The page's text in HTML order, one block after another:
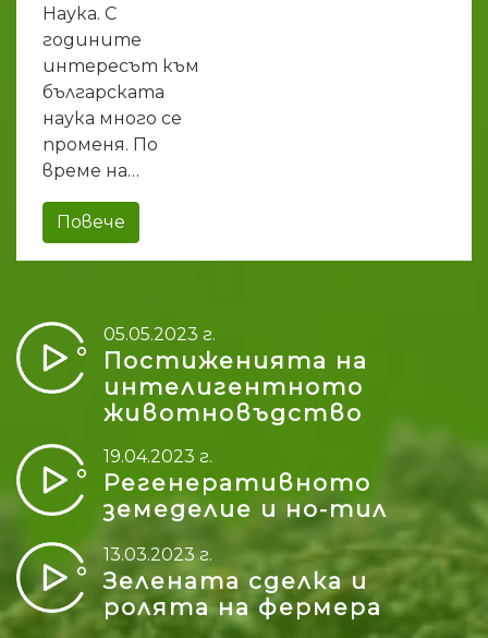
Наука. С
годините
интересът към
българската
наука много се
променя. По
време на…
Повече
05.05.2023 г.
Постиженията на
интелигентното
животновъдство
19.04.2023 г.
Регенеративното
земеделие и но-тил
13.03.2023 г.
Зелената сделка и
ролята на фермера